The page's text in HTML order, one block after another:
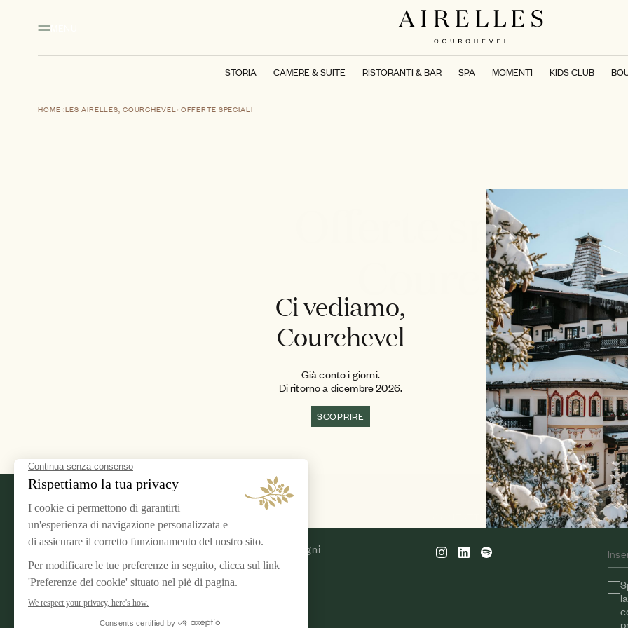
STORIA CAMERE & SUITE RISTORANTI & BAR SPA MOMENTI KIDS CLUB
HOME LES AIRELLES, COURCHEVEL OFFERTE SPECIALI
Offerte speciali di
Courchevel
Ci vediamo,
Courchevel
Già conto i giorni.
Di ritorno a dicembre 2026.
SCOPRIRE
NOTE LEGALI
Condizioni generali
Protezione dei dati
Gestione dei cookie
I nostri impegni
Carrière